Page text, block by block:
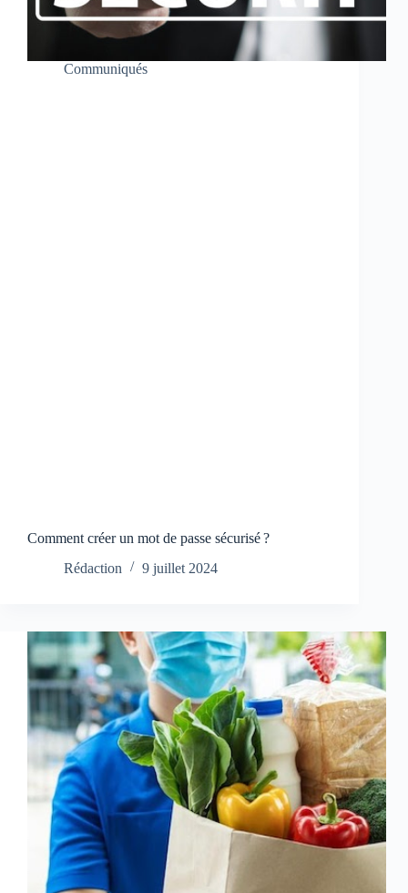
Communiqués
Comment créer un mot de passe sécurisé ?
Rédaction
9 juillet 2024